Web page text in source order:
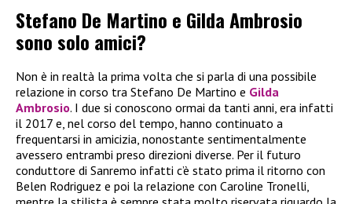
Stefano De Martino e Gilda Ambrosio
sono solo amici?
Non è in realtà la prima volta che si parla di una possibile
relazione in corso tra Stefano De Martino e Gilda
Ambrosio. I due si conoscono ormai da tanti anni, era infatti
il 2017 e, nel corso del tempo, hanno continuato a
frequentarsi in amicizia, nonostante sentimentalmente
avessero entrambi preso direzioni diverse. Per il futuro
conduttore di Sanremo infatti c’è stato prima il ritorno con
Belen Rodriguez e poi la relazione con Caroline Tronelli,